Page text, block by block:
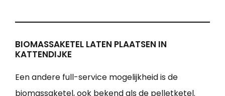
BIOMASSAKETEL LATEN PLAATSEN IN
KATTENDIJKE
Een andere full-service mogelijkheid is de
biomassaketel, ook bekend als de pelletketel.